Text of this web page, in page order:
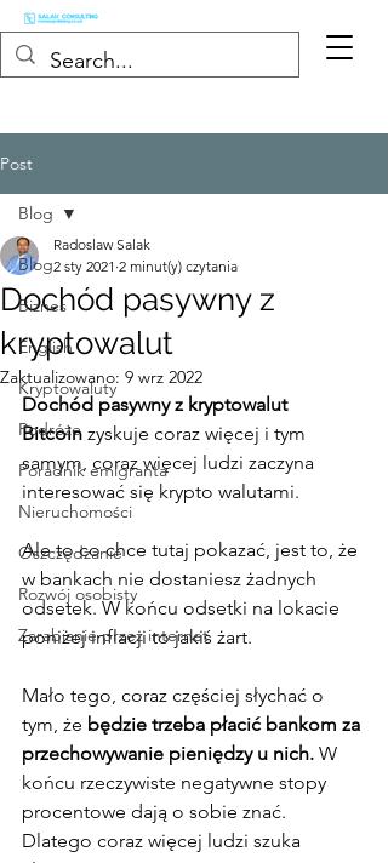
Post
Blog
Biznes
English
Kryptowaluty
Podróże
Poradnik emigranta
Nieruchomości
Oszczędzanie
Rozwój osobisty
Zarabianie przez internet
Blog
Dochód pasywny z
kryptowalut
Radoslaw Salak
2 sty 2021 2 minut(y) czytania
Zaktualizowano: 9 wrz 2022
Dochód pasywny z kryptowalut
Bitcoin zyskuje coraz więcej i tym
samym, coraz więcej ludzi zaczyna
interesować się krypto walutami.
Ale to co chce tutaj pokazać, jest to, że
w bankach nie dostaniesz żadnych
odsetek. W końcu odsetki na lokacie
poniżej inflacji to jakiś żart.
Mało tego, coraz częściej słychać o
tym, że będzie trzeba płacić bankom za
przechowywanie pieniędzy u nich. W
końcu rzeczywiste negatywne stopy
procentowe dają o sobie znać.
Dlatego coraz więcej ludzi szuka